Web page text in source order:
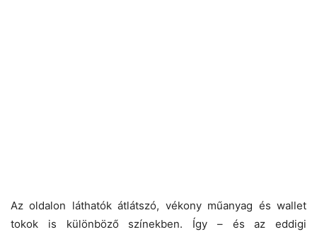
Az oldalon láthatók átlátszó, vékony műanyag és wallet
tokok is különböző színekben. Így – és az eddigi